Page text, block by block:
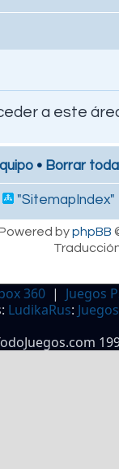
a este
• Borrar
"SitemapIndex"
byphpBB
360 | Juegos
LudikaRus: